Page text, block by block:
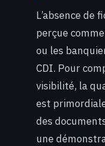
L’absence de
perçue
ou les
CDI. Pour
visibilité, la
est
des
une